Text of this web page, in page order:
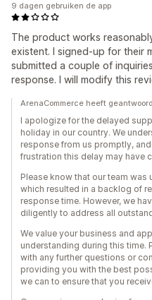
The product works
existent. I signed-up for their
submitted a couple of
response. I will modify this
9 dagen gebruiken de app
ArenaCommerce heeft
I apologize for the delayed
holiday in our country. We
response from us promptly,
frustration this delay may have
Please know that our team
which resulted in a backlog of
response time. However, we
diligently to address all
We value your business and
understanding during this time.
with any further questions or
providing you with the best
we can to ensure that you